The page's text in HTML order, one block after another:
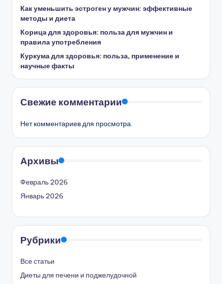
Как уменьшить эстроген у мужчин: эффективные
методы и диета
Корица для здоровья: польза для мужчин и
правила употребления
Куркума для здоровья: польза, применение и
научные факты
Свежие комментарии
Нет комментариев для просмотра.
Архивы
Февраль 2026
Январь 2026
Рубрики
Все статьи
Диеты для печени и поджелудочной